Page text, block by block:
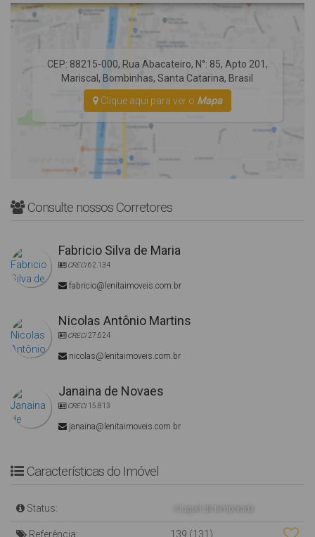
*AVISO* As vagas de garagem são destinadas a veículos de
passeio, se você possui um veículo tipo utilitário, SUV ou
Camionetas consulte com nossa equipe para evitar
inconvenientes em sua chegada.
CEP: 88215-000, Rua Abacateiro, N°: 85, Apto 201 ,
Mariscal, Bombinhas,Santa Catarina, Brasil
Clique aqui para ver o Mapa
Consulte nossos Corretores
Fabricio Silva de Maria
CRECI62.134
fabricio@lenitaimoveis.com.br
Nicolas Antônio Martins
CRECI27.624
nicolas@lenitaimoveis.com.br
Janaina de Novaes
CRECI15.813
janaina@lenitaimoveis.com.br
Características do Imóvel
Status:
Referência: 139 (131)